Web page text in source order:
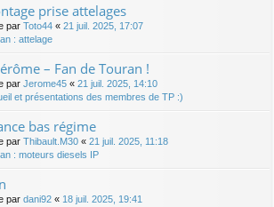
prise attelages
par Toto44 « 21 juil. 2025, 17:07
: attelage
– Fan de Touran !
par Jerome45 « 21 juil. 2025, 14:10
et présentations des membres de TP :)
bas régime
par Thibault.M30 « 21 juil. 2025, 11:18
: moteurs diesels IP
par dani92 « 18 juil. 2025, 19:41